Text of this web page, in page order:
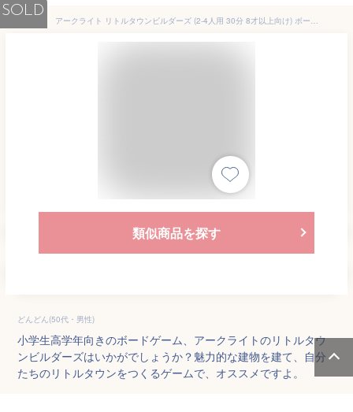
SOLD
アークライト リトルタウンビルダーズ (2-4人用 30分 8才以上向け) ボードゲーム
類似商品を探す
どんどん(50代・男性)
小学生高学年向きのボードゲーム、アークライトのリトルタウ
ンビルダーズはいかがでしょうか？魅力的な建物を建て、自分
たちのリトルタウンをつくるゲームで、オススメですよ。